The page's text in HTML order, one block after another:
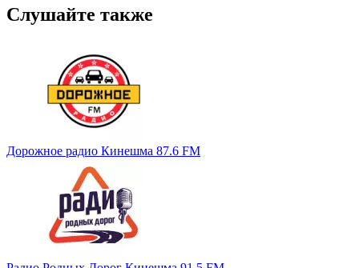
Слушайте также
Дорожное радио Кинешма 87.6 FM